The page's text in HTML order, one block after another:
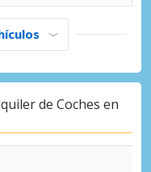
de Coches en